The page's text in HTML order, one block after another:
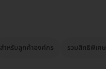
สำหรับลูกค้าองค์กร รวมสิทธิพิเศษ